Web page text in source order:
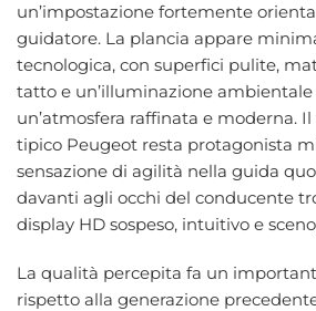
un’impostazione fortemente
guidatore. La plancia appare
tecnologica, con superfici pulite,
tatto e un’illuminazione ambientale
un’atmosfera raffinata e moderna.
tipico Peugeot resta protagonista
sensazione di agilità nella guida
davanti agli occhi del conducente
display HD sospeso, intuitivo e
La qualità percepita fa un
rispetto alla generazione